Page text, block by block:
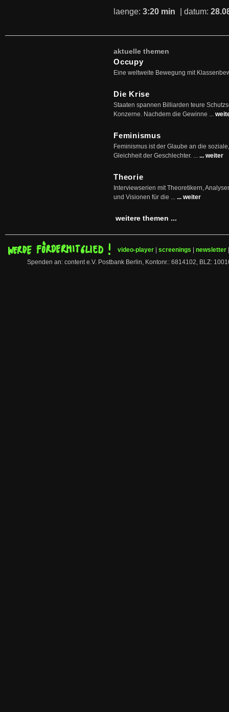
laenge: 3:20 min | datum:
aktuelle themen
Occupy
Eine weltweite Bewegung mit
Die Krise
Staaten spannen Billiarden teure
Konzerne. Nachdem die Gewinne ...
Feminismus
Feminismus ist der Glaube an die
Gleichheit der Geschlechter. ... ... weiter
Theorie
Interviewserien mit Theoretikern,
und Visionen für die ... ... weiter
weitere themen ...
video-player screenings newsletter
Spenden an: content e.V. Postbank Berlin, Kontonr.: 6814102, BLZ: